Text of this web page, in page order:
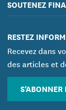
SOUTENEZ
RESTEZ
Recevez dans
des articles et